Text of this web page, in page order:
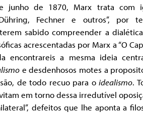
junho de 1870, Marx trata com
Fechner e outros”, por
sabido compreender a
acrescentadas por Marx a “O
encontrareis a mesma ideia
e desdenhosos motes a
de todo recuo para oidealismo.
em torno dessa irredutível
defeitos que lhe aponta a